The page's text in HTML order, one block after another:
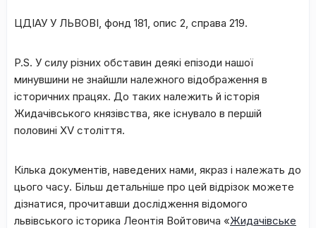
ЦДІАУ У ЛЬВОВІ, фонд 181, опис 2, справа 219.
P.S. У силу різних обставин деякі епізоди нашої
минувшини не знайшли належного відображення в
історичних працях. До таких належить й історія
Жидачівського князівства, яке існувало в першій
половині XV століття.
Кілька документів, наведених нами, якраз і належать до
цього часу. Більш детальніше про цей відрізок можете
дізнатися, прочитавши дослідження відомого
львівського історика Леонтія Войтовича «Жидачівське